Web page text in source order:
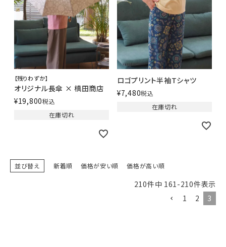
【残りわずか】
オリジナル長傘 × 槙田商店
¥19,800税込
在庫切れ
ロゴプリント半袖Tシャツ
¥7,480税込
在庫切れ
並び替え 新着順 価格が安い順 価格が高い順
210件中 161-210件表示
1
2 3